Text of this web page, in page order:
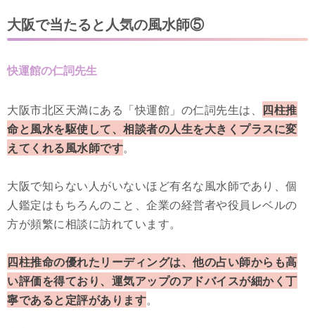
大阪で当たると人気の風水師⑤
快運館の仁詞先生
大阪市北区天満にある「快運館」の仁詞先生は、 四柱推
命と風水を駆使して、相談者の人生を大きくプラスに変
えてくれる風水師です。
大阪で知らない人がいないほど有名な風水師であり、個
人鑑定はもちろんのこと、企業の経営者や役員レベルの
方が頻繁に相談に訪れています。
四柱推命の優れたリーディングは、他の占い師からも高
い評価を得ており、運気アップのアドバイスが細かく丁
寧であると定評があります。